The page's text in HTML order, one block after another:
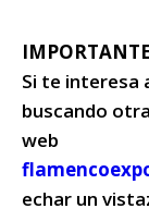
Si te interesa
buscando
web
echar un